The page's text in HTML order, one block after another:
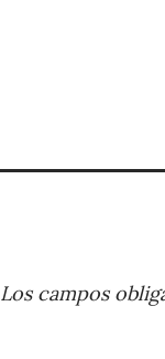
Los campos